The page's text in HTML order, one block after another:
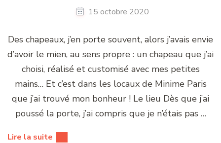
15 octobre 2020
Des chapeaux, j’en porte souvent, alors j’avais envie
d’avoir le mien, au sens propre : un chapeau que j’ai
choisi, réalisé et customisé avec mes petites
mains… Et c’est dans les locaux de Minime Paris
que j’ai trouvé mon bonheur ! Le lieu Dès que j’ai
poussé la porte, j’ai compris que je n’étais pas …
Lire la suite